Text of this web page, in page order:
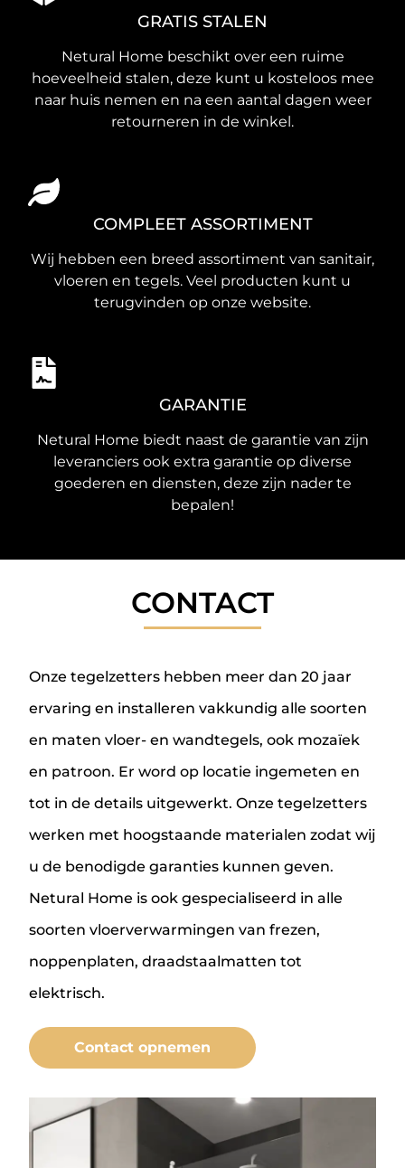
GRATIS STALEN
Netural Home beschikt over een ruime
hoeveelheid stalen, deze kunt u kosteloos mee
naar huis nemen en na een aantal dagen weer
retourneren in de winkel.
COMPLEET ASSORTIMENT
Wij hebben een breed assortiment van sanitair,
vloeren en tegels. Veel producten kunt u
terugvinden op onze website.
GARANTIE
Netural Home biedt naast de garantie van zijn
leveranciers ook extra garantie op diverse
goederen en diensten, deze zijn nader te
bepalen!
CONTACT
Onze tegelzetters hebben meer dan 20 jaar
ervaring en installeren vakkundig alle soorten
en maten vloer- en wandtegels, ook mozaïek
en patroon. Er word op locatie ingemeten en
tot in de details uitgewerkt. Onze tegelzetters
werken met hoogstaande materialen zodat wij
u de benodigde garanties kunnen geven.
Netural Home is ook gespecialiseerd in alle
soorten vloerverwarmingen van frezen,
noppenplaten, draadstaalmatten tot
elektrisch.
Contact opnemen